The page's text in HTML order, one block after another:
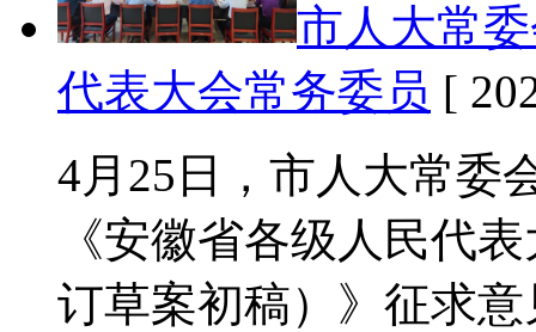
市人大常
代表大会常务委员 [
4月25日，市人大常委
《安徽省各级人民代
订草案初稿）》征求